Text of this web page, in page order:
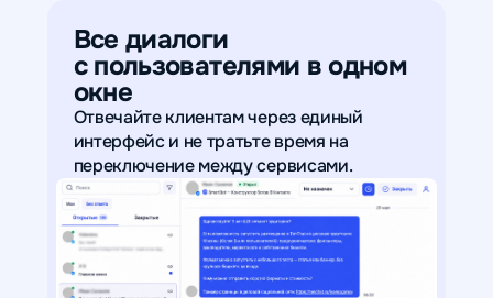
Все диалоги
с пользователями в одном
окне
Отвечайте клиентам через единый
интерфейс и не тратьте время на
переключение между сервисами.